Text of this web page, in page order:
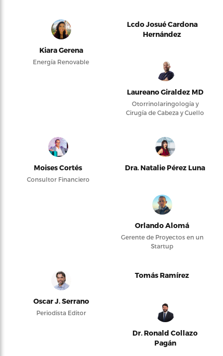
Kiara Gerena
Energía Renovable
Lcdo Josué Cardona
Hernández
Laureano Giraldez MD
Otorrinolaringología y
Cirugía de Cabeza y Cuello
Moises Cortés
Consultor Financiero
Dra. Natalie Pérez Luna
Orlando Alomá
Gerente de Proyectos en un
Startup
Oscar J. Serrano
Periodista Editor
Tomás Ramírez
Dr. Ronald Collazo
Pagán